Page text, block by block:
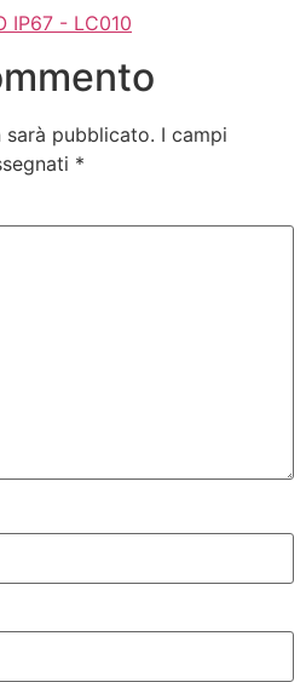
IP67 - LC010
pubblicato. I campi
*